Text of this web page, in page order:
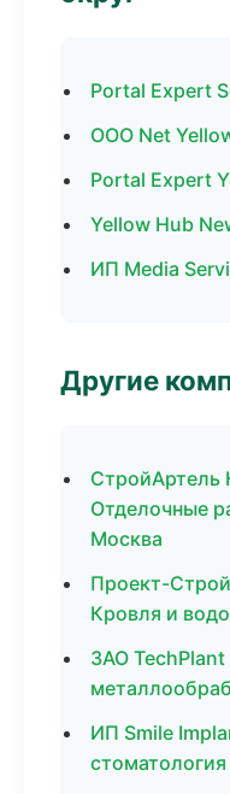
Portal Expert
ООО Net
Portal Expert
Yellow Hub
ИП Media
Другие
СтройАртель
Отделочные
Москва
Проект-
Кровля и
ЗАО
ИП Smile